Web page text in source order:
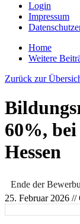
Login
Impressum
Home
Weitere
Zurück zur
60%,
Hessen
Ende der
25. Februar 2026 //